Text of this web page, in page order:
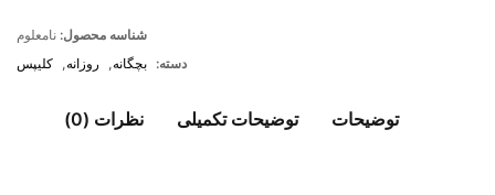
شناسه محصول: نامعلوم
دسته: بچگانه روزانه کلیپس
توضیحات توضیحات تکمیلی نظرات (0)